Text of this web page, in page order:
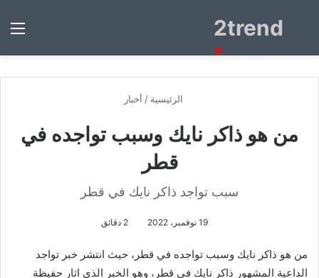
2trendبحث
الرئيسية / أخبار
من هو ذاكر نايك وسبب تواجده في
قطر
سبب تواجد ذاكر نايك في قطر
19 نوفمبر، 2022 2 دقائق
من هو ذاكر نايك وسبب تواجده في قطر، حيث انتشر خبر تواجد
الداعية المشهور ذاكر نايك في قطر، وهو الخبر الذي اثار حفيظة
×